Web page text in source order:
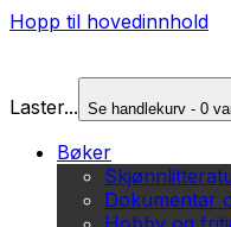
Hopp til hovedinnhold
Laster... Se handlekurv - 0
Bøker
Dokumentar